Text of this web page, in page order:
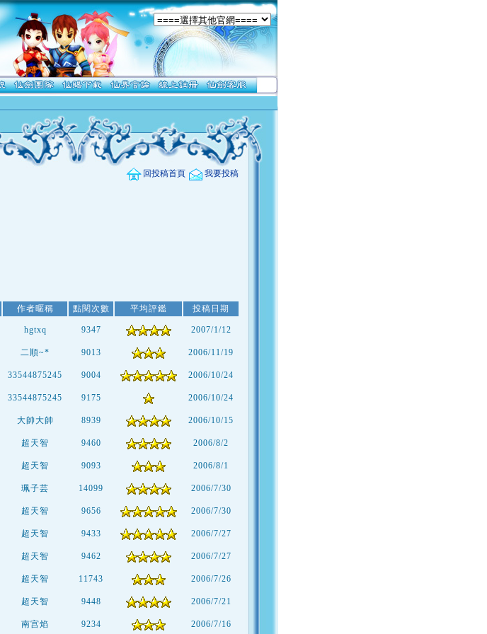
回投稿首頁
我要投稿
作者暱稱 點閱次數 平均評鑑 投稿日期
hgtxq 9347 2007/1/12
二順~* 9013 2006/11/19
33544875245 9004 2006/10/24
33544875245 9175 2006/10/24
大帥大帥 8939 2006/10/15
超天智 9460 2006/8/2
超天智 9093 2006/8/1
珮子芸 14099 2006/7/30
超天智 9656 2006/7/30
超天智 9433 2006/7/27
超天智 9462 2006/7/27
超天智 11743 2006/7/26
超天智 9448 2006/7/21
南宫焰 9234 2006/7/16